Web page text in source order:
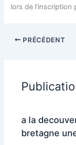
lors de l’inscription
PRÉCÉDENT
a la
bretagne